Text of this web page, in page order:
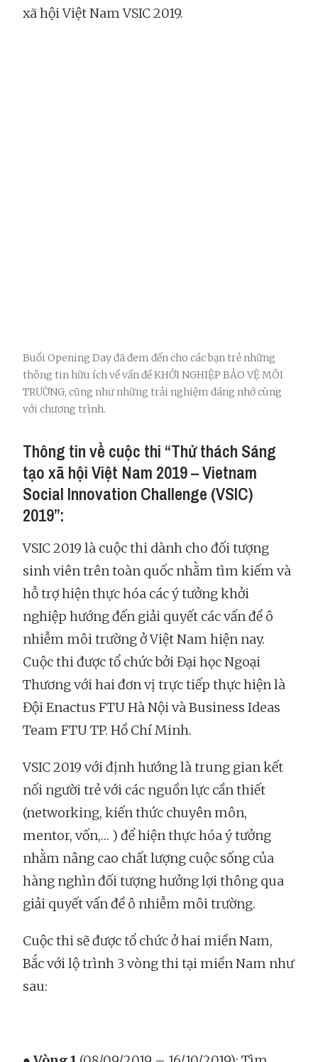
xã hội Việt Nam VSIC 2019.
Buổi Opening Day đã đem đến cho các bạn trẻ những
thông tin hữu ích về vấn đề KHỞI NGHIỆP BẢO VỆ MÔI
TRƯỜNG, cũng như những trải nghiệm đáng nhớ cùng
với chương trình.
Thông tin về cuộc thi “Thử thách Sáng
tạo xã hội Việt Nam 2019 – Vietnam
Social Innovation Challenge (VSIC)
2019”:
VSIC 2019 là cuộc thi dành cho đối tượng
sinh viên trên toàn quốc nhằm tìm kiếm và
hỗ trợ hiện thực hóa các ý tưởng khởi
nghiệp hướng đến giải quyết các vấn đề ô
nhiễm môi trường ở Việt Nam hiện nay.
Cuộc thi được tổ chức bởi Đại học Ngoại
Thương với hai đơn vị trực tiếp thực hiện là
Đội Enactus FTU Hà Nội và Business Ideas
Team FTU TP. Hồ Chí Minh.
VSIC 2019 với định hướng là trung gian kết
nối người trẻ với các nguồn lực cần thiết
(networking, kiến thức chuyên môn,
mentor, vốn,… ) để hiện thực hóa ý tưởng
nhằm nâng cao chất lượng cuộc sống của
hàng nghìn đối tượng hưởng lợi thông qua
giải quyết vấn đề ô nhiễm môi trường.
Cuộc thi sẽ được tổ chức ở hai miền Nam,
Bắc với lộ trình 3 vòng thi tại miền Nam như
sau: